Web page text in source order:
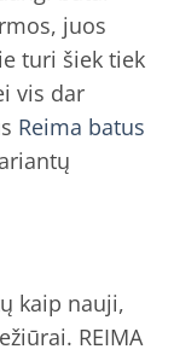
juos
turi šiek tiek
vis dar
Reima batus
kaip nauji,
REIMA